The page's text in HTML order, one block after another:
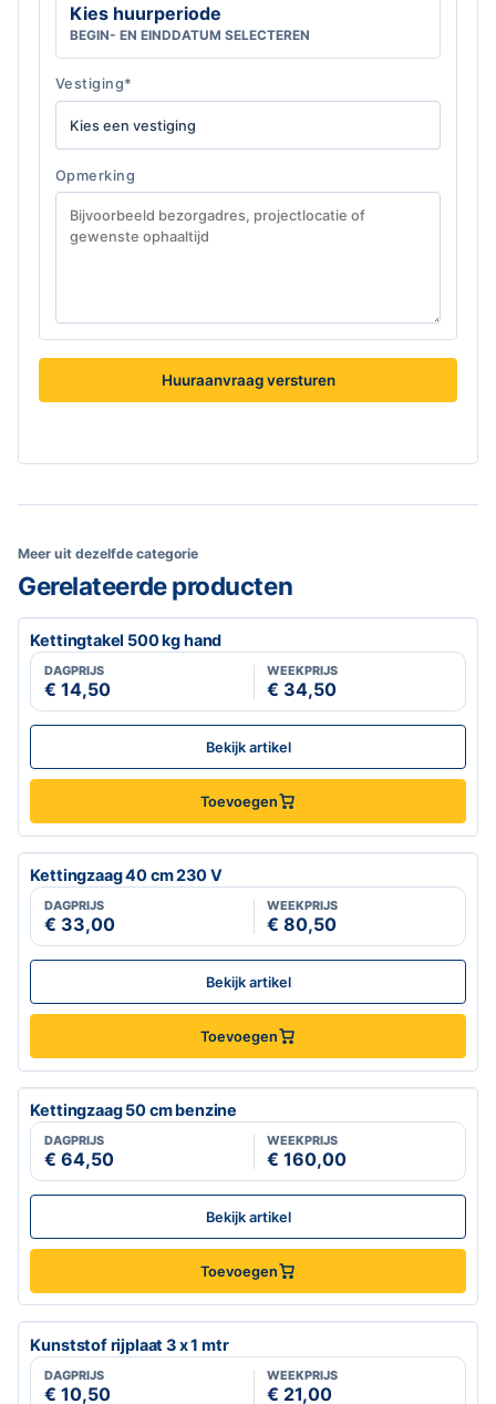
Kies huurperiode
BEGIN- EN EINDDATUM SELECTEREN
Vestiging*
Opmerking
Huuraanvraag versturen
Meer uit dezelfde categorie
Gerelateerde producten
Kettingtakel 500 kg hand
DAGPRIJS
€ 14,50
WEEKPRIJS
€ 34,50
Bekijk artikel
Toevoegen
Kettingzaag 40 cm 230 V
DAGPRIJS
€ 33,00
WEEKPRIJS
€ 80,50
Bekijk artikel
Toevoegen
Kettingzaag 50 cm benzine
DAGPRIJS
€ 64,50
WEEKPRIJS
€ 160,00
Bekijk artikel
Toevoegen
Kunststof rijplaat 3 x 1 mtr
DAGPRIJS
€ 10,50
WEEKPRIJS
€ 21,00